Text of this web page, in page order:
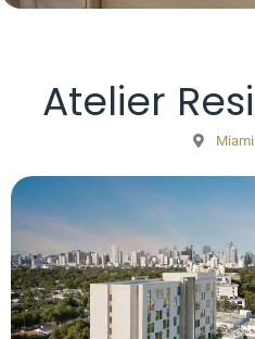
Atelier
Miami